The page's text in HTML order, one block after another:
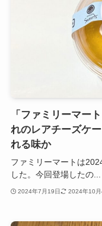
「ファミリーマー
れのレアチーズケ
れる味か
ファミリーマートは
した。今回登場したの...
2024年7月19日 2024年10月